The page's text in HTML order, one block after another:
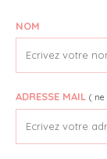
NOM
ADRESSE MAIL ( ne